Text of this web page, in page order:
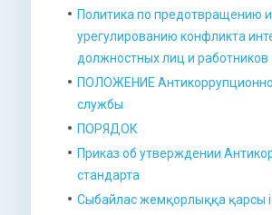
Политика по предотвращению и
урегулированию конфликта
должностных лиц и работников
ПОЛОЖЕНИЕ
службы
ПОРЯДОК
Приказ об утверждении
стандарта
Сыбайлас жемқорлыққа қарсы